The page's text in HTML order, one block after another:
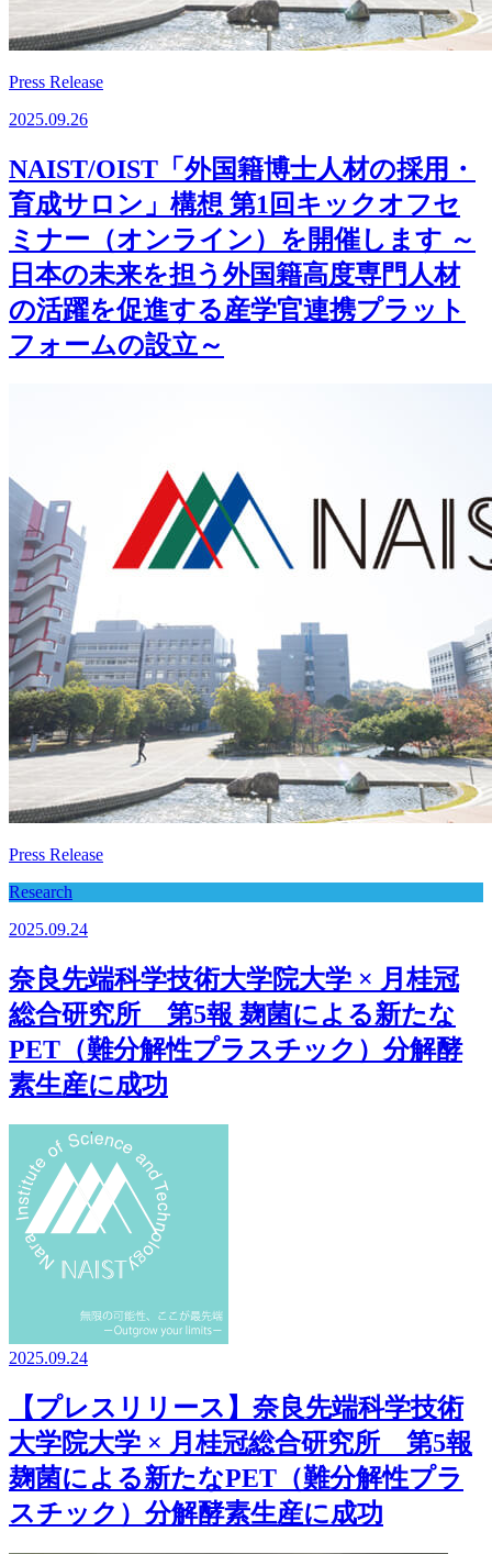
Press Release
2025.09.26
NAIST/OIST「外国籍博士人材の採用・
育成サロン」構想 第1回キックオフセ
ミナー（オンライン）を開催します ～
日本の未来を担う外国籍高度専門人材
の活躍を促進する産学官連携プラット
フォームの設立～
Press Release
Research
2025.09.24
奈良先端科学技術大学院大学 × 月桂冠
総合研究所 第5報 麹菌による新たな
PET（難分解性プラスチック）分解酵
素生産に成功
2025.09.24
【プレスリリース】奈良先端科学技術
大学院大学 × 月桂冠総合研究所 第5報
麹菌による新たなPET（難分解性プラ
スチック）分解酵素生産に成功